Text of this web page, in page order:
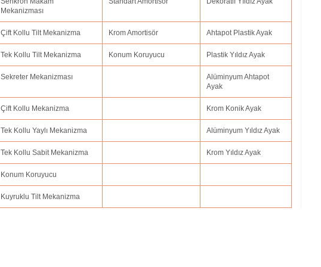
Mekanizması
Çift Kollu Tilt Mekanizma Krom Amortisör Ahtapot Plastik Ayak
Tek Kollu Tilt Mekanizma Konum Koruyucu Plastik Yıldız Ayak
Sekreter Mekanizması
Alüminyum Ahtapot
Ayak
Çift Kollu Mekanizma Krom Konik Ayak
Tek Kollu Yaylı Mekanizma Alüminyum Yıldız Ayak
Tek Kollu Sabit Mekanizma Krom Yıldız Ayak
Konum Koruyucu
Kuyruklu Tilt Mekanizma